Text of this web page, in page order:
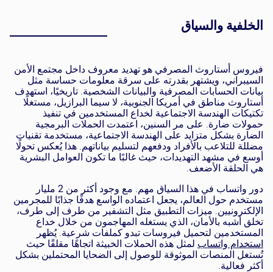
الخلفية والسياق
فيروس أستاروث المصرفي هو تهديد معروف داخل مجتمع الأمن
السيبراني، ويشتهر بقدرته على سرقة معلومات حساسة مثل
بيانات الحسابات المصرفية والبيانات الشخصية. تاريخيًا، استهدف
أستاروث مناطق في أمريكا الجنوبية، لا سيما البرازيل، مستغلًا
تكتيكات الهندسة الاجتماعية لخداع المستخدمين في تنفيذ
حمولات ضارة. على مر السنين، اعتمدت الحملات البرمجية
الضارة بشكل متزايد على الهندسة الاجتماعية، مستخدمة تقنيات
مضللة للتلاعب بالأفراد ودفعهم لتسليم بياناتهم. هذا يُعكس تحولًا
أوسع في مشهد التهديدات، حيث غالبًا ما تكون العوامل البشرية
هي الحلقة الأضعف.
دور واتساب في هذا السياق مهم. مع وجود أكثر من
2 مليار
مستخدم حول العالم، يجعل اعتماده الواسع هدفًا جذابًا للمجرمين
الإلكترونيين. ميزات التطبيق مثل التشفير من طرف إلى طرف،
تخلق أشبه بالأمان، الذي يستغله المهاجمون من خلال خداع
المستخدمين لتحميل فيروسات تبدو كملفات شرعية. يُظهر
استخدام واتساب لمثل هذه الحملات الخبيثة اتجاهًا مقلقًا حيث
تُستغل المنصات الموثوقة للوصول إلى الضحايا المحتملين بشكل
أكثر فعالية.